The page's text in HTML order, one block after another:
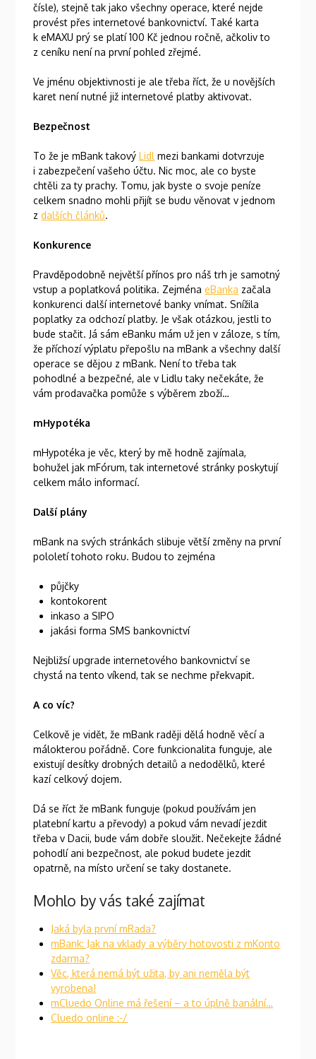
čísle), stejně tak jako všechny operace, které nejde
provést přes internetové bankovnictví. Také karta
k eMAXU prý se platí 100 Kč jednou ročně, ačkoliv to
z ceníku není na první pohled zřejmé.
Ve jménu objektivnosti je ale třeba říct, že u novějších
karet není nutné již internetové platby aktivovat.
Bezpečnost
To že je mBank takovýLidl mezi bankami dotvrzuje
i zabezpečení vašeho účtu. Nic moc, ale co byste
chtěli za ty prachy. Tomu, jak byste o svoje peníze
celkem snadno mohli přijít se budu věnovat v jednom
zdalších článků.
Konkurence
Pravděpodobně největší přínos pro náš trh je samotný
vstup a poplatková politika. ZejménaeBanka začala
konkurenci další internetové banky vnímat. Snížila
poplatky za odchozí platby. Je však otázkou, jestli to
bude stačit. Já sám eBanku mám už jen v záloze, s tím,
že příchozí výplatu přepošlu na mBank a všechny další
operace se dějou z mBank. Není to třeba tak
pohodlné a bezpečné, ale v Lidlu taky nečekáte, že
vám prodavačka pomůže s výběrem zboží…
mHypotéka
mHypotéka je věc, který by mě hodně zajímala,
bohužel jak mFórum, tak internetové stránky poskytují
celkem málo informací.
Další plány
mBank na svých stránkách slibuje větší změny na první
pololetí tohoto roku. Budou to zejména
půjčky
kontokorent
inkaso a SIPO
jakási forma SMS bankovnictví
Nejbližsí upgrade internetového bankovnictví se
chystá na tento víkend, tak se nechme překvapit.
A co víc?
Celkově je vidět, že mBank raději dělá hodně věcí a
málokterou pořádně. Core funkcionalita funguje, ale
existují desítky drobných detailů a nedodělků, které
kazí celkový dojem.
Dá se říct že mBank funguje (pokud používám jen
platební kartu a převody) a pokud vám nevadí jezdit
třeba v Dacii, bude vám dobře sloužit. Nečekejte žádné
pohodlí ani bezpečnost, ale pokud budete jezdit
opatrně, na místo určení se taky dostanete.
Mohlo by vás také zajímat
Jaká byla první mRada?
mBank: Jak na vklady a výběry hotovosti z mKonto
zdarma?
Věc, která nemá být užita, by ani neměla být
vyrobena!
mCluedo Online má řešení – a to úplně banální…
Cluedo online :-/